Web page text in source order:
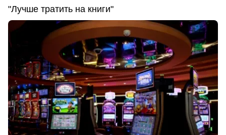
"Лучше тратить на книги"